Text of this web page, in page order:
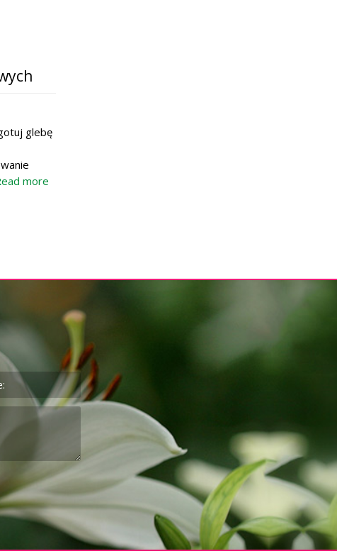
glebę
more